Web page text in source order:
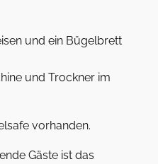
und ein Bügelbrett
und Trockner im
vorhanden.
Gäste ist das